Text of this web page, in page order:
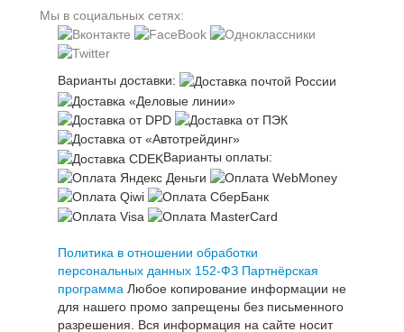
Мы в социальных сетях:
Варианты доставки:
Варианты оплаты:
Политика в отношении обработки
персональных данных 152-ФЗ Партнёрская
программа Любое копирование информации не
для нашего промо запрещены без письменного
разрешения. Вся информация на сайте носит